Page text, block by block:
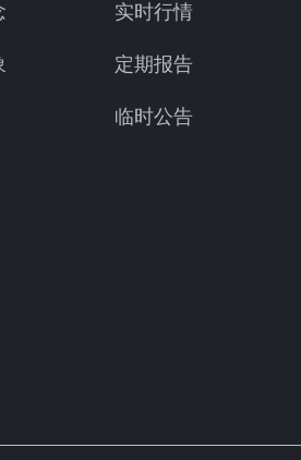
实时行情
定期报告
临时公告